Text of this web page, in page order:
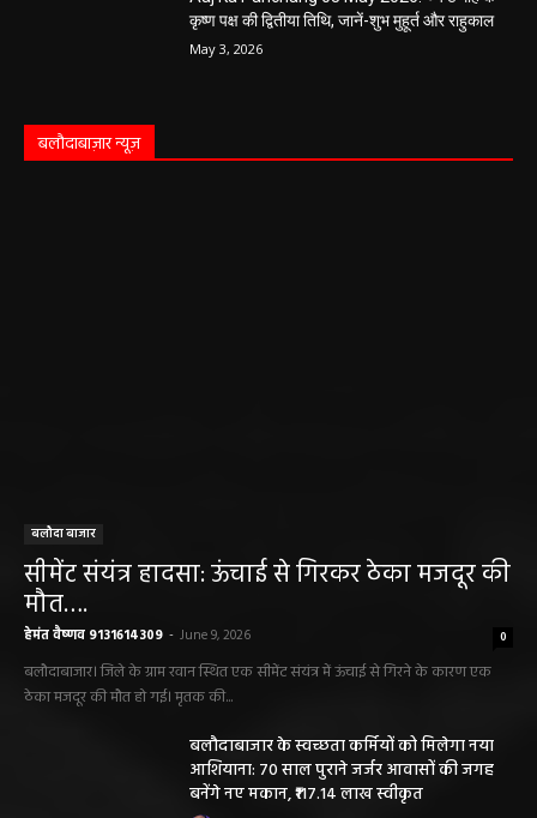
कृष्ण पक्ष की द्वितीया तिथि, जानें-शुभ मुहूर्त और राहुकाल
May 3, 2026
बलौदाबाज़ार न्यूज़
बलौदा बाजार
सीमेंट संयंत्र हादसा: ऊंचाई से गिरकर ठेका मजदूर की
मौत….
हेमंत वैष्णव 9131614309 - June 9, 2026 0
बलौदाबाजार। जिले के ग्राम रवान स्थित एक सीमेंट संयंत्र में ऊंचाई से गिरने के कारण एक
ठेका मजदूर की मौत हो गई। मृतक की...
बलौदाबाजार के स्वच्छता कर्मियों को मिलेगा नया
आशियाना: 70 साल पुराने जर्जर आवासों की जगह
बनेंगे नए मकान, ₹117.14 लाख स्वीकृत